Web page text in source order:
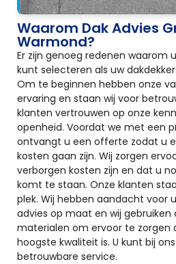
Waarom Dak Advies
Warmond?
Er zijn genoeg redenen waarom
kunt selecteren als uw
Om te beginnen hebben onze
ervaring en staan wij voor
klanten vertrouwen op onze
openheid. Voordat we met een
ontvangt u een offerte zodat u
kosten gaan zijn. Wij zorgen
verborgen kosten zijn en dat u
komt te staan. Onze klanten
plek. Wij hebben aandacht voor
advies op maat en wij gebruiken
materialen om ervoor te zorgen
hoogste kwaliteit is. U kunt bij
betrouwbare service.